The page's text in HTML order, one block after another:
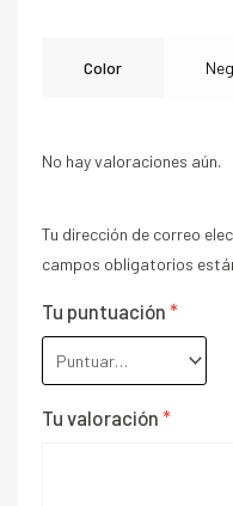
Color
No hay valoraciones aún.
Tu dirección de correo
campos obligatorios
Tu puntuación *
Tu valoración *